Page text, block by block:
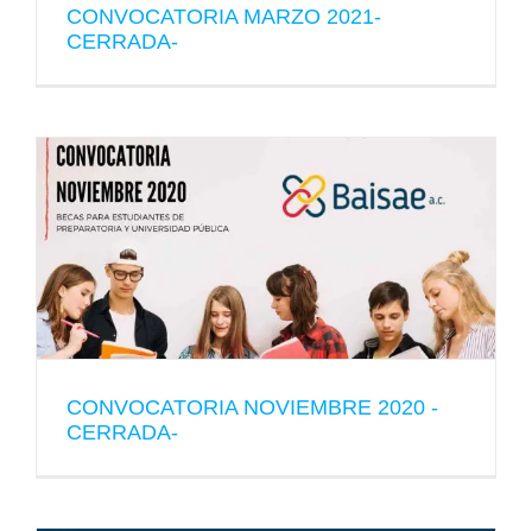
CONVOCATORIA MARZO 2021-
CERRADA-
CONVOCATORIA NOVIEMBRE 2020 -
CERRADA-